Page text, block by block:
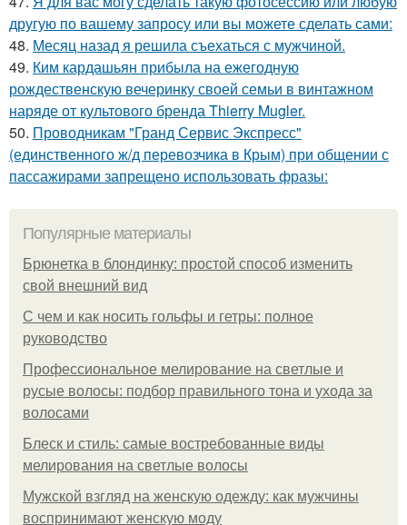
другую по вашему запросу или вы можете сделать сами:
48. Месяц назад я решила съехаться с мужчиной.
49. Ким кардашьян прибыла на ежегодную
рождественскую вечеринку своей семьи в винтажном
наряде от культового бренда Thierry Mugler.
50. Проводникам "Гранд Сервис Экспресс"
(единственного ж/д перевозчика в Крым) при общении с
пассажирами запрещено использовать фразы:
Популярные материалы
Брюнетка в блондинку: простой способ изменить
свой внешний вид
С чем и как носить гольфы и гетры: полное
руководство
Профессиональное мелирование на светлые и
русые волосы: подбор правильного тона и ухода за
волосами
Блеск и стиль: самые востребованные виды
мелирования на светлые волосы
Мужской взгляд на женскую одежду: как мужчины
воспринимают женскую моду